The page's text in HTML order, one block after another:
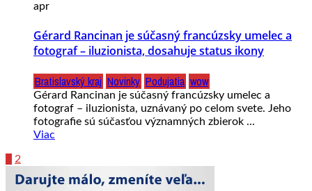
apr
Gérard Rancinan je súčasný francúzsky umelec a
fotograf – iluzionista, dosahuje status ikony
Bratislavský kraj Novinky Podujatia wow
Gérard Rancinan je súčasný francúzsky umelec a
fotograf – iluzionista, uznávaný po celom svete. Jeho
fotografie sú súčasťou významných zbierok ...
Viac
2